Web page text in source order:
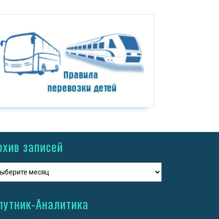
записей
Аналитика